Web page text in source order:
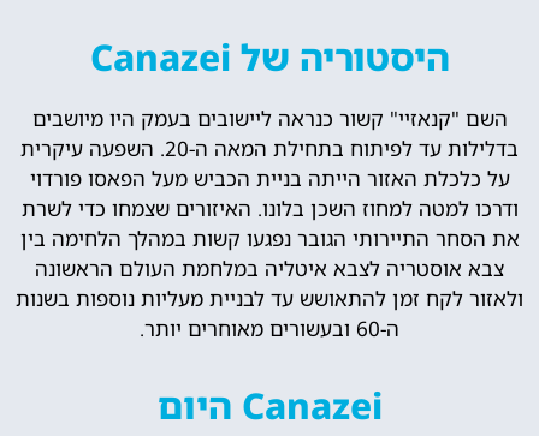
היסטוריה של Canazei
השם "קנאזיי" קשור כנראה ליישובים בעמק היו מיושבים
בדלילות עד לפיתוח בתחילת המאה ה-20. השפעה עיקרית
על כלכלת האזור הייתה בניית הכביש מעל הפאסו פורדוי
ודרכו למטה למחוז השכן בלונו. האיזורים שצמחו כדי לשרת
את הסחר התיירותי הגובר נפגעו קשות במהלך הלחימה בין
צבא אוסטריה לצבא איטליה במלחמת העולם הראשונה
ולאזור לקח זמן להתאושש עד לבניית מעליות נוספות בשנות
ה-60 ובעשורים מאוחרים יותר.
Canazei היום